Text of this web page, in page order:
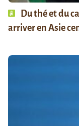
Du thé et du
arriver en Asie